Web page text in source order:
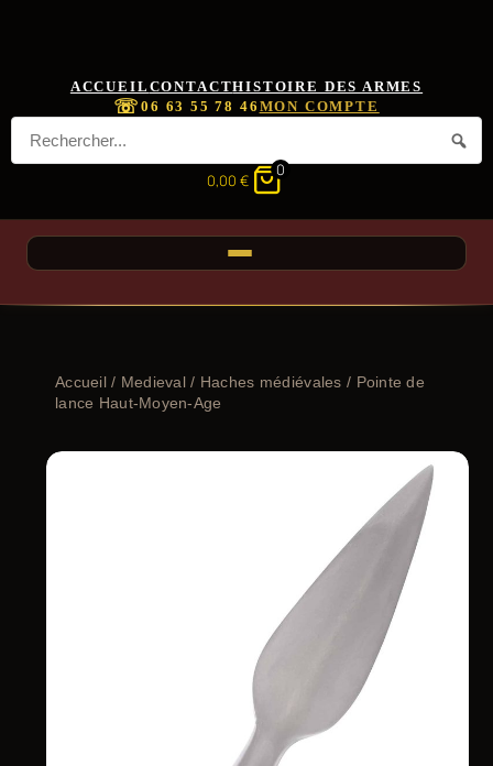
ACCUEIL CONTACTHISTOIRE DES ARMES
☏06 63 55 78 46 MON COMPTE
0,00 €
0
Accueil/ Medieval / Haches médiévales / Pointe de
lance Haut-Moyen-Age